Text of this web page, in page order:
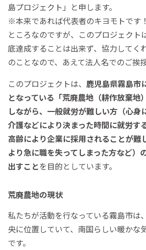
島プロジェクト」と申します。
※本来であれば代表者のキヨモトです
ところなのですが、このプロジェクト
底達成することは出来ず、協力してく
のことなので、あえて法人名でのご挨
このプロジェクトは、 鹿児島県霧島市
となっている「荒廃農地（耕作放棄地
しながら、一般就労が難しい方（心身
介護などにより決まった時間に就労す
高齢により企業に採用されることが難
より急に職を失ってしまった方など）
出すことを目的としています。
荒廃農地の現状
私たちが活動を行なっている霧島市は
央に位置していて、南国らしい暖かな
です。